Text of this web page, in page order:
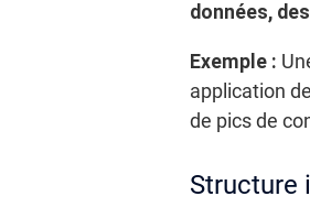
données,
Exemple :
application
de pics de
Structure